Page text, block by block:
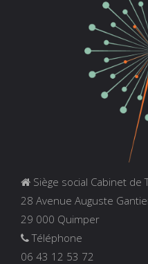
Siège social Cabinet de
28 Avenue Auguste
29 000 Quimper
Téléphone
06 43 12 53 72